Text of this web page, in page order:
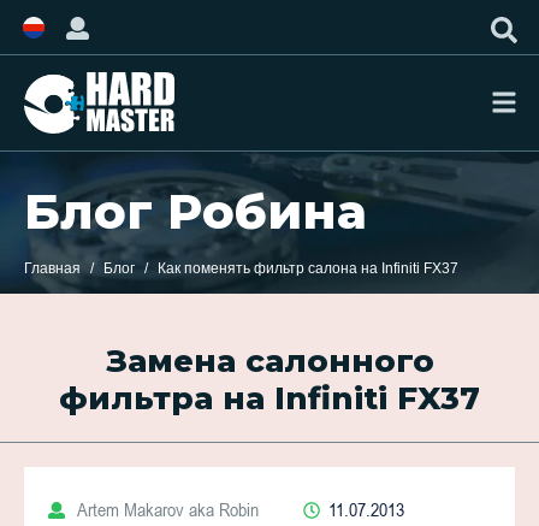
Блог Робина
Главная Блог Как поменять фильтр салона на Infiniti FX37
Замена салонного
фильтра на Infiniti FX37
Artem Makarov aka Robin
11.07.2013